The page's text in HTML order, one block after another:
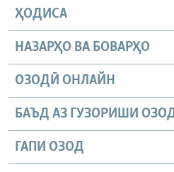
ҲОДИСА
НАЗАРҲО ВА БОВАРҲО
ОЗОДӢ ОНЛАЙН
БАЪД АЗ ГУЗОРИШИ
ГАПИ ОЗОД